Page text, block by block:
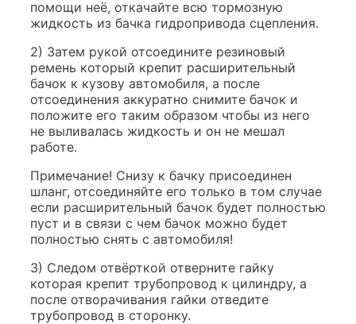
помощи неё, откачайте всю тормозную
жидкость из бачка гидропривода сцепления.
2) Затем рукой отсоедините резиновый
ремень который крепит расширительный
бачок к кузову автомобиля, а после
отсоединения аккуратно снимите бачок и
положите его таким образом чтобы из него
не выливалась жидкость и он не мешал
работе.
Примечание! Снизу к бачку присоединен
шланг, отсоединяйте его только в том случае
если расширительный бачок будет полностью
пуст и в связи с чем бачок можно будет
полностью снять с автомобиля!
3) Следом отвёрткой отверните гайку
которая крепит трубопровод к цилиндру, а
после отворачивания гайки отведите
трубопровод в сторонку.